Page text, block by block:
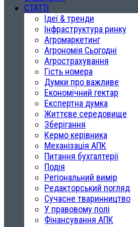
СТАТТІ
Ідеї & тренди
Інфраструктура ринку
Агромаркетинг
Агрономія Сьогодні
Агрострахування
Гість номера
Думки про важливе
Економічний гектар
Експертна думка
Життєве середовище
Зберігання
Кермо керівника
Механізація АПК
Питання бухгалтерії
Подія
Регіональний вимір
Редакторський погляд
Сучасне тваринництво
У правовому полі
Фінансування АПК